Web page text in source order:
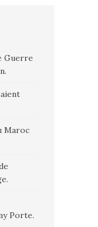
Guerre
Maroc
Porte.